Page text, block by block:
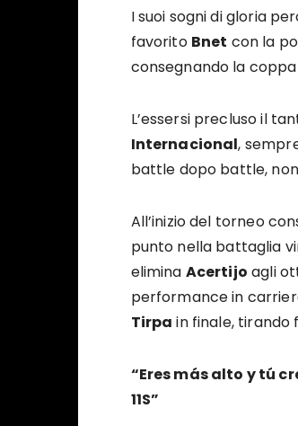
I suoi sogni di gloria
favorito Bnet con la
consegnando la
L’essersi precluso il
Internacional,
battle dopo battle,
All’inizio del torneo
punto nella battaglia
elimina Acertijo agli
performance in
Tirpa in finale, tirando
“Eres más alto y tú
11S”